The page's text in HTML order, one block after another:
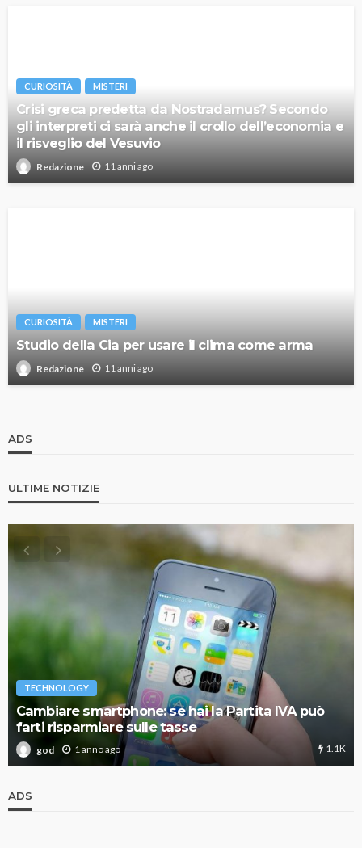
CURIOSITÀ MISTERI
Crisi greca predetta da Nostradamus? Secondo
gli interpreti ci sarà anche il crollo dell’economia e
il risveglio del Vesuvio
Redazione 11 anni ago
CURIOSITÀ MISTERI
Studio della Cia per usare il clima come arma
Redazione 11 anni ago
ADS
ULTIME NOTIZIE
TECHNOLOGY
Cambiare smartphone: se hai la Partita IVA può
farti risparmiare sulle tasse
god 1 anno ago 1.1K
ADS